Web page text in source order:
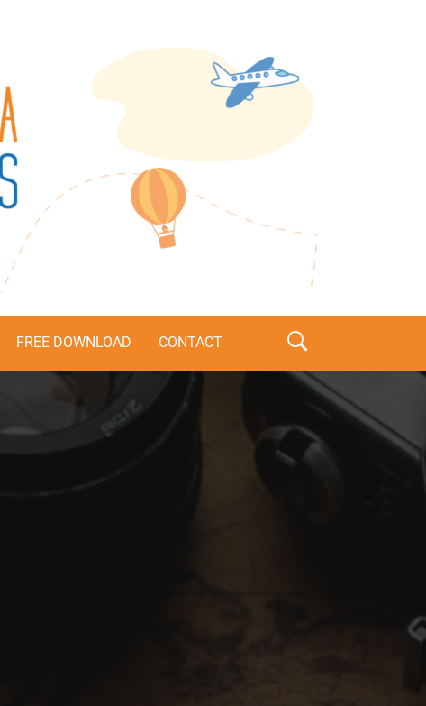
FREE DOWNLOAD CONTACT